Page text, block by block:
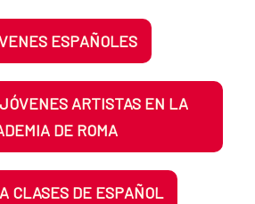
ESPAÑOLES
ARTISTAS EN LA
DE ROMA
CLASES DE ESPAÑOL